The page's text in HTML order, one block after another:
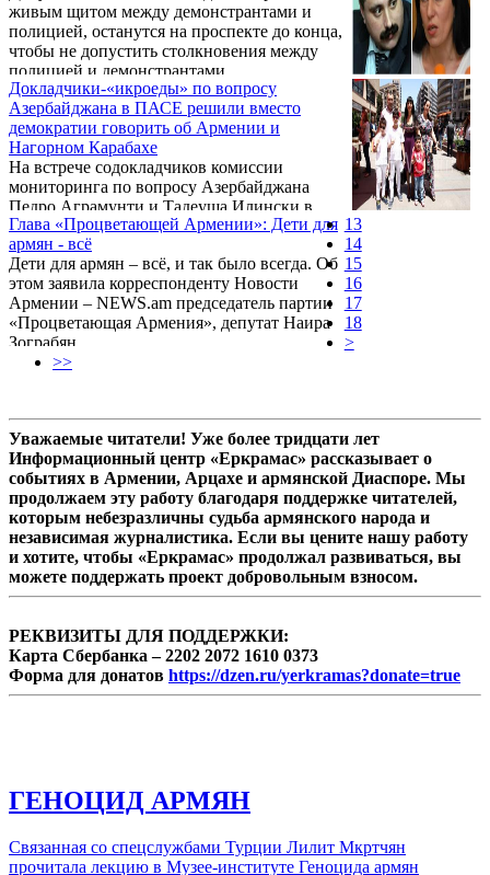
устранена», – об этом заявила глава
оппозиционной парламентской фракции
«Процветающая Армения» Наира Зограбян
на проспекте Баграмяна в Ереване.
живым щитом между демонстрантами и
полицией, останутся на проспекте до конца,
чтобы не допустить столкновения между
полицией и демонстрантами.
Докладчики-«икроеды» по вопросу
Азербайджана в ПАСЕ решили вместо
демократии говорить об Армении и
Нагорном Карабахе
На встрече содокладчиков комиссии
мониторинга по вопросу Азербайджана
Педро Аграмунти и Тадеуша Илински в
рамках стартующего 22 июня пленарного
заседания ПАСЕ на тему демократических
процессов в Азербайджане должен был
быть обсужден только доклад на тему
«Деятельность демократических институтов
в Азербайджане». Иное дело, что
содокладчики-«икроеды» по вопросу
Азербайджана в ПАСЕ решили вместо
Tert.am заявила член армянской делегации
...
Глава «Процветающей Армении»: Дети для
армян - всё
Дети для армян – всё, и так было всегда. Об
этом заявила корреспонденту Новости
Армении – NEWS.am председатель партии
«Процветающая Армения», депутат Наира
Зограбян.
13
14
15
16
17
18
>
>>
Уважаемые читатели! Уже более тридцати лет
Информационный центр «Еркрамас» рассказывает о
событиях в Армении, Арцахе и армянской Диаспоре. Мы
продолжаем эту работу благодаря поддержке читателей,
которым небезразличны судьба армянского народа и
независимая журналистика. Если вы цените нашу работу
и хотите, чтобы «Еркрамас» продолжал развиваться, вы
можете поддержать проект добровольным взносом.
РЕКВИЗИТЫ ДЛЯ ПОДДЕРЖКИ:
Карта Сбербанка – 2202 2072 1610 0373
Форма для донатов https://dzen.ru/yerkramas?donate=true
ГЕНОЦИД АРМЯН
Связанная со спецслужбами Турции Лилит Мкртчян
прочитала лекцию в Музее-институте Геноцида армян